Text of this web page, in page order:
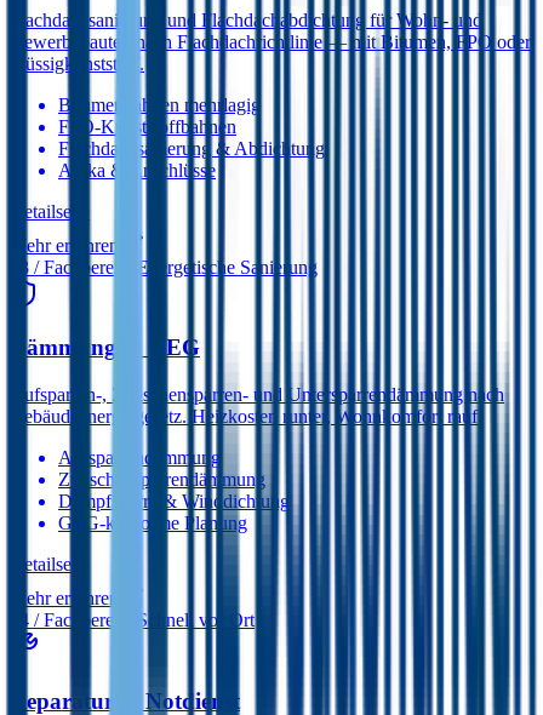
Flachdachsanierung und Flachdachabdichtung für Wohn- und
Gewerbebauten nach Flachdachrichtlinie — mit Bitumen, FPO oder
Flüssigkunststoff.
Bitumenbahnen mehrlagig
FPO-Kunststoffbahnen
Flachdachsanierung & Abdichtung
Attika & Anschlüsse
Detail­seite
Mehr erfahren
03 / Fachbereich Energetische Sanierung
Dämmung & GEG
Aufsparren-, Zwischensparren- und Untersparrendämmung nach
Gebäudeenergiegesetz. Heizkosten runter, Wohnkomfort rauf.
Aufsparrendämmung
Zwischensparren­dämmung
Dampfsperre & Winddichtung
GEG-konforme Planung
Detail­seite
Mehr erfahren
04 / Fachbereich Schnell vor Ort
Reparatur & Notdienst